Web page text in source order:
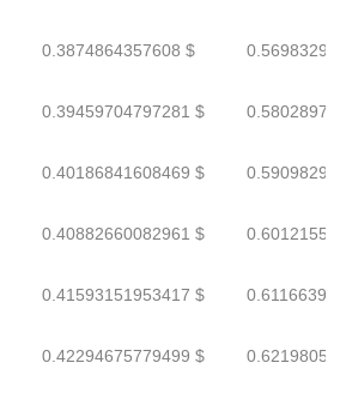
0.3874864357608 $
0.39459704797281 $
0.40186841608469 $
0.40882660082961 $
0.41593151953417 $
0.42294675779499 $